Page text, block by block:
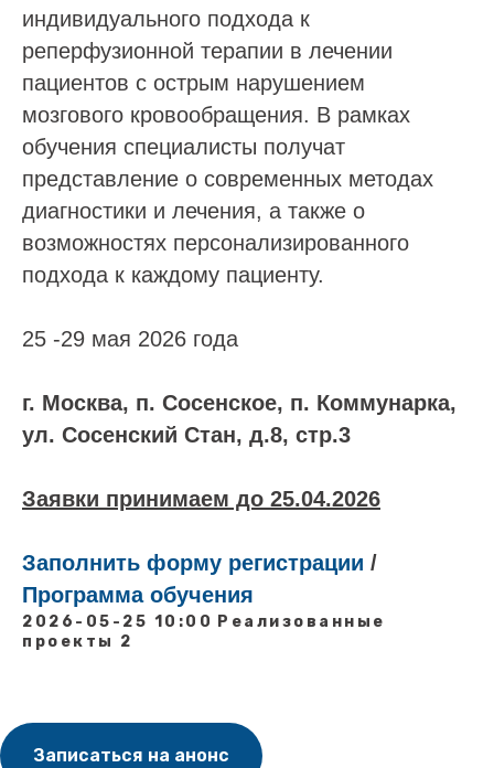
индивидуального подхода к
реперфузионной терапии в лечении
пациентов с острым нарушением
мозгового кровообращения. В рамках
обучения специалисты получат
представление о современных методах
диагностики и лечения, а также о
возможностях персонализированного
подхода к каждому пациенту.
25 -29 мая 2026 года
г. Москва, п. Сосенское, п. Коммунарка,
ул. Сосенский Стан, д.8, стр.3
Заявки принимаем до 25.04.2026
Заполнить форму регистрации /
Программа обучения
2026-05-25 10:00 Реализованные
проекты 2
Записаться на анонс